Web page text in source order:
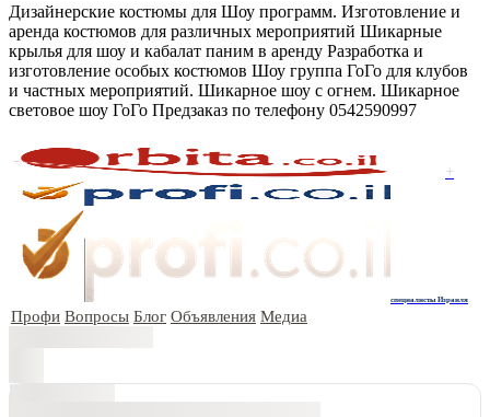
Дизайнерские костюмы для Шоу программ. Изготовление и
аренда костюмов для различных мероприятий Шикарные
крылья для шоу и кабалат паним в аренду Разработка и
изготовление особых костюмов Шоу группа ГоГо для клубов
и частных мероприятий. Шикарное шоу с огнем. Шикарное
световое шоу ГоГо Предзаказ по телефону 0542590997
+
специалисты Израиля
Профи Вопросы Блог Объявления Медиа